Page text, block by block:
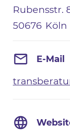
Rubensstr.
50676 Köln
E-Mail